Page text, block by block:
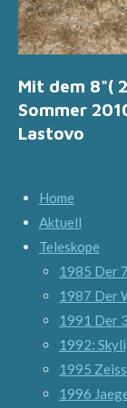
Mit dem 8"(
Sommer
Lastovo
Home
Aktuell
Teleskope
1985 Der
1987 Der
1991 Der
1992:
1995
1996